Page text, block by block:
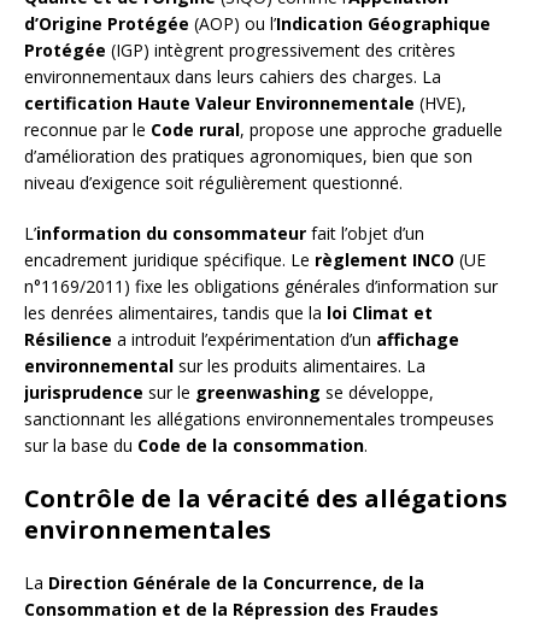
d’Origine Protégée (AOP) ou l’Indication Géographique
Protégée (IGP) intègrent progressivement des critères
environnementaux dans leurs cahiers des charges. La
certification Haute Valeur Environnementale (HVE),
reconnue par le Code rural, propose une approche graduelle
d’amélioration des pratiques agronomiques, bien que son
niveau d’exigence soit régulièrement questionné.
L’information du consommateur fait l’objet d’un
encadrement juridique spécifique. Le règlement INCO (UE
n°1169/2011) fixe les obligations générales d’information sur
les denrées alimentaires, tandis que la loi Climat et
Résilience a introduit l’expérimentation d’un affichage
environnemental sur les produits alimentaires. La
jurisprudence sur le greenwashing se développe,
sanctionnant les allégations environnementales trompeuses
sur la base du Code de la consommation.
Contrôle de la véracité des allégations
environnementales
La Direction Générale de la Concurrence, de la
Consommation et de la Répression des Fraudes